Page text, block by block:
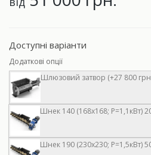
Доступні варіанти
Додаткові опції
Шлюзовий затвор (+27 800
Шнек 140 (168х168; Р=1,1кВт)
Шнек 190 (230х230; Р=1,5кВт)